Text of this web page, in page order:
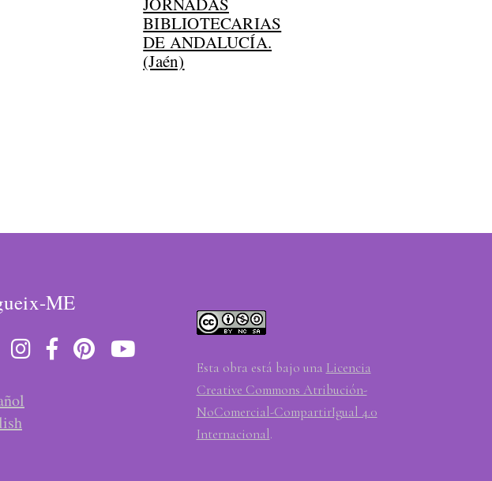
BIBLIOTECARIAS
DE ANDALUCÍA.
(Jaén)
ME
Esta obra está bajo una Licencia
Creative Commons Atribución-
NoComercial-CompartirIgual 4.0
Internacional.